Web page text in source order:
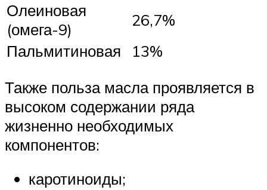
Олеиновая
(омега-9)
26,7%
Пальмитиновая
13%
Также польза масла проявляется в
высоком содержании ряда
жизненно необходимых
компонентов:
каротиноиды;